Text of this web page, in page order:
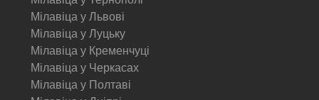
Мілавіца у Львові
Мілавіца у Луцьку
Мілавіца у Кременчуці
Мілавіца у Черкасах
Мілавіца у Полтаві